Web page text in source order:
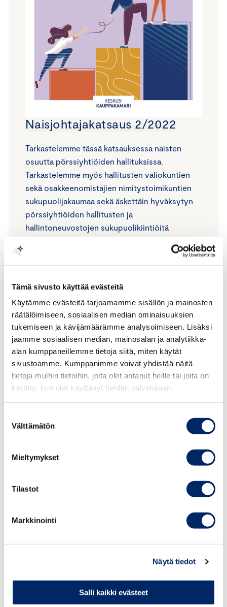
Tämä sivusto käyttää evästeitä
Käytämme evästeitä tarjoamamme sisällön ja mainosten
räätälöimiseen, sosiaalisen median ominaisuuksien
tukemiseen ja kävijämäärämme analysoimiseen. Lisäksi
jaamme sosiaalisen median, mainosalan ja analytiikka-
alan kumppaneillemme tietoja siitä, miten käytät
sivustoamme. Kumppanimme voivat yhdistää näitä
tietoja muihin tietoihin, joita olet antanut heille tai joita on
kerätty, kun olet käyttänyt heidän palvelujaan.
valinta
Välttämätön
Mieltymykset
Tilastot
Markkinointi
Näytä tiedot
Salli kaikki evästeet
24.06.2026 / JULKAISUT
Hallitusohjelmatavoitteet: Lisää kansainvälisiä osaajia
03.04.2025 / JULKAISUT
Elinkeinoelämän yhteiset kunta- ja aluevaalitavoitteet
12.02.2025 / JULKAISUT
Kasvua rakentamassa – kuntavaaliohjelma 2025
31.01.2025 / JULKAISUT
Naisjohtajakatsaus 2/2022
Tarkastelemme tässä katsauksessa naisten
osuutta pörssiyhtiöiden hallituksissa.
Tarkastelemme myös hallitusten valiokuntien
sekä osakkeenomistajien nimitystoimikuntien
sukupuolijakaumaa sekä äskettäin hyväksytyn
pörssiyhtiöiden hallitusten ja
hallintoneuvostojen sukupuolikiintiöitä